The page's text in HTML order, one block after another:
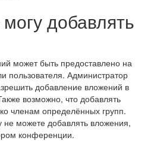
добавлять
может быть предоставлено на
пользователя. Администратор
добавление вложений в
возможно, что добавлять
членам определённых групп.
можете добавлять вложения,
конференции.